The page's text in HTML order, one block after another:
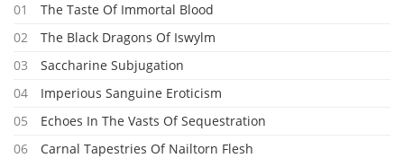
01
The Taste Of Immortal Blood
02
The Black Dragons Of Iswylm
03
Saccharine Subjugation
04
Imperious Sanguine Eroticism
05
Echoes In The Vasts Of Sequestration
06
Carnal Tapestries Of Nailtorn Flesh